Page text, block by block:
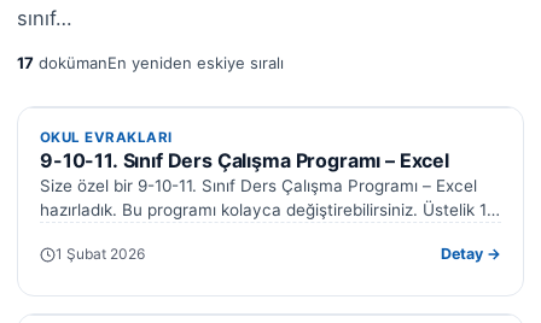
sınıf…
17 dokümanEn yeniden eskiye sıralı
OKUL EVRAKLARI
OKUL EVRAKLARI
9-10-11. Sınıf Ders Çalışma Programı – Excel
Size özel bir 9-10-11. Sınıf Ders Çalışma Programı – Excel
hazırladık. Bu programı kolayca değiştirebilirsiniz. Üstelik 10.
1 Şubat 2026 Detay →